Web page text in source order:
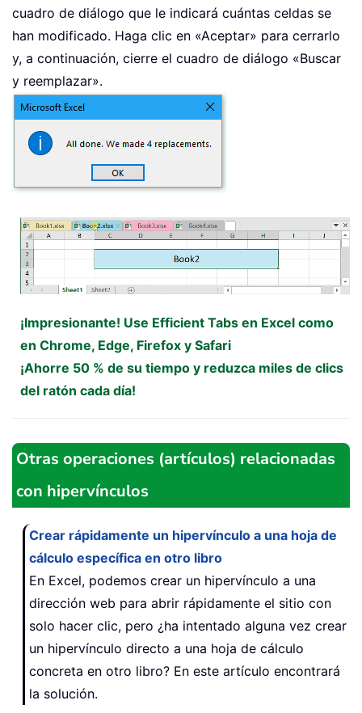
cuadro de diálogo que le indicará cuántas celdas se
han modificado. Haga clic en «Aceptar» para cerrarlo
y, a continuación, cierre el cuadro de diálogo «Buscar
y reemplazar».
¡Impresionante! Use Efficient Tabs en Excel como
en Chrome, Edge, Firefox y Safari
¡Ahorre 50 % de su tiempo y reduzca miles de clics
del ratón cada día!
Otras operaciones (artículos) relacionadas
con hipervínculos
Crear rápidamente un hipervínculo a una hoja de
cálculo específica en otro libro
En Excel, podemos crear un hipervínculo a una
dirección web para abrir rápidamente el sitio con
solo hacer clic, pero ¿ha intentado alguna vez crear
un hipervínculo directo a una hoja de cálculo
concreta en otro libro? En este artículo encontrará
la solución.